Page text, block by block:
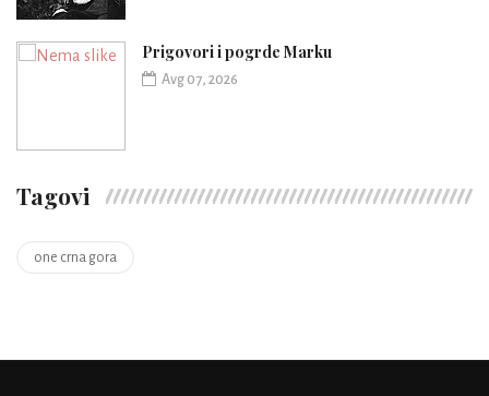
Prigovori i pogrde Marku
Avg 07, 2026
Tagovi
one crna gora